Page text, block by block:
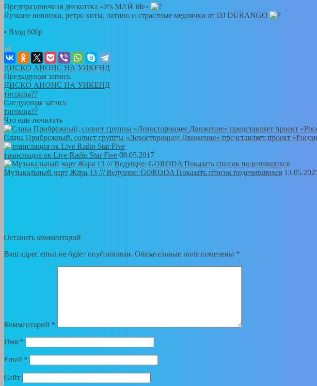
Предпраздничная дискотека «It’s МАЙ life»
Лучшие новинки, ретро хиты, латино и страстные медлячки от DJ DURANGO
• Вход 600р
ДИСКО АНОНС НА УИКЕНД
Предыдущая запись
ДИСКО АНОНС НА УИКЕНД
тигрица??
Следующая запись
тигрица??
Что еще почитать
Слава Прибрежный, солист группы «Левостороннее Движение» представляет проект
трансляция ок Live Radio Star Five 08.05.2017
Музыкальный чарт Жара 13 /// Ведущие: GORODA Показать список поделившихся
Оставить комментарий
Ваш адрес email не будет опубликован. Обязательные поля помечены *
Комментарий *
Имя *
Email *
Сайт